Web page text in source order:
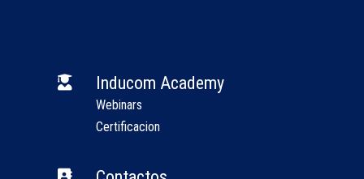
 Inducom Academy
Webinars
Certificacion